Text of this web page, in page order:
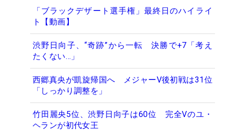
「ブラックデザート選手権」最終日のハイライ
ト【動画】
渋野日向子、“奇跡”から一転 決勝で+7「考え
たくない…」
西郷真央が凱旋帰国へ メジャーV後初戦は31位
「しっかり調整を」
竹田麗央5位、渋野日向子は60位 完全Vのユ・
ヘランが初代女王